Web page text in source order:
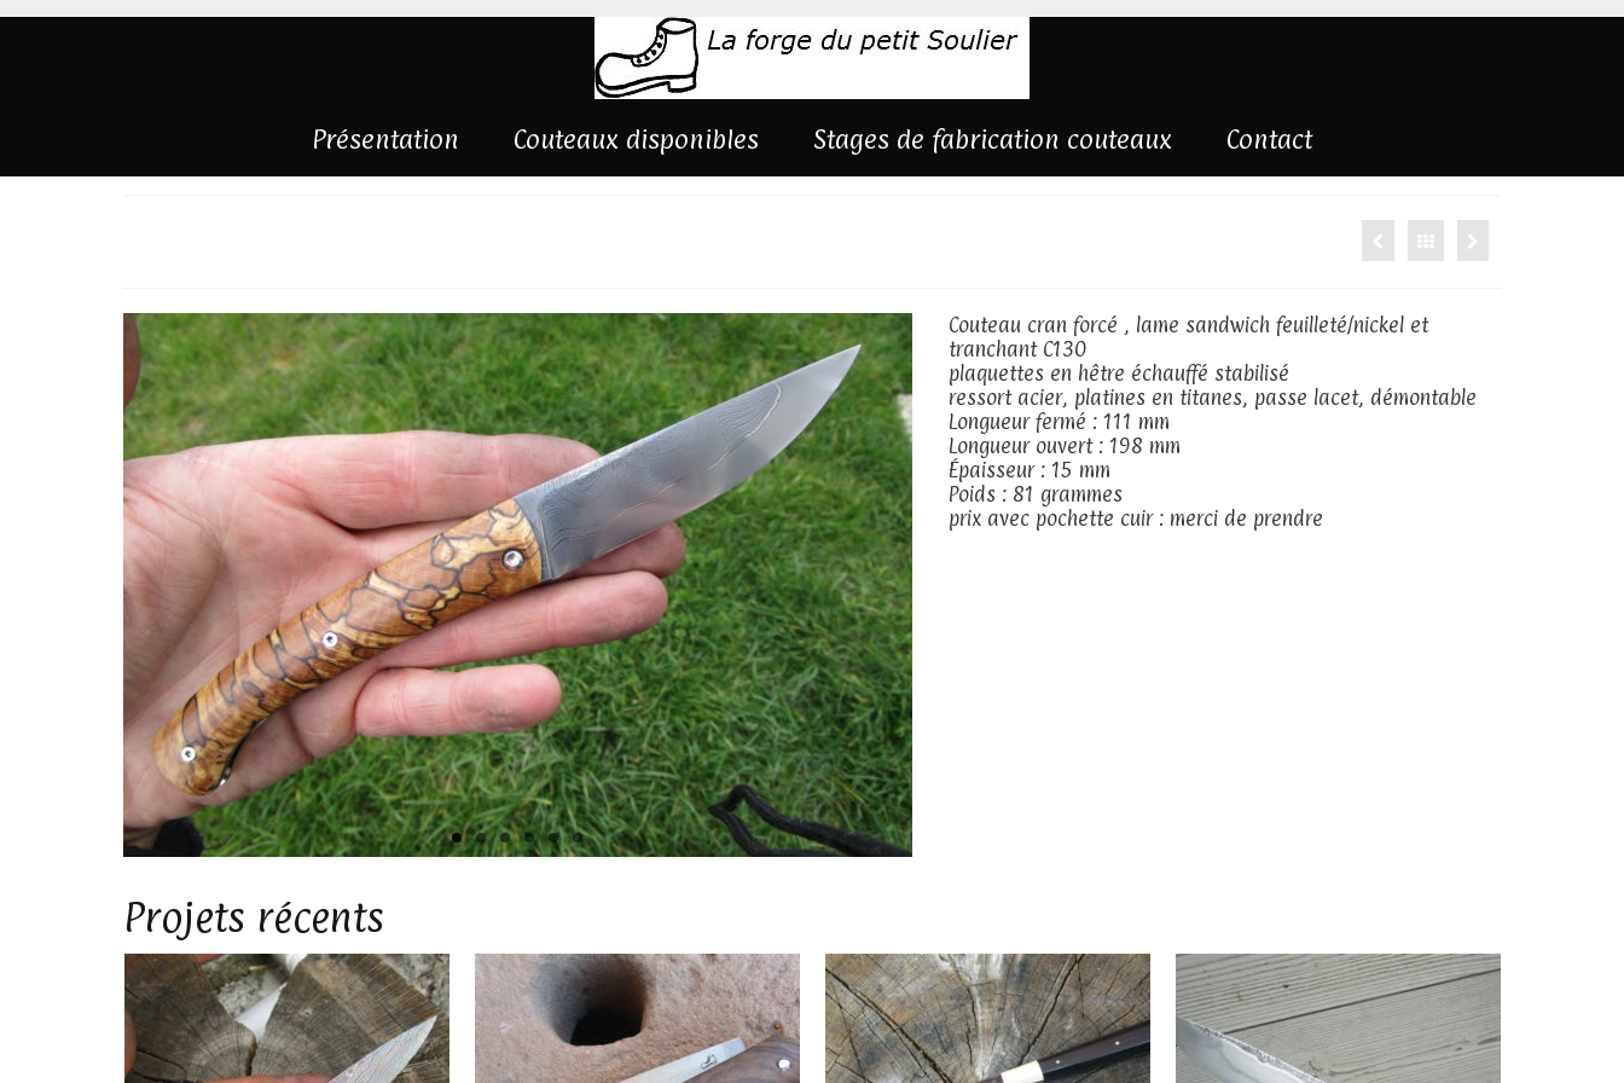
Présentation Couteaux disponibles Stages de fabrication couteaux Contact
Couteau cran forcé , lame sandwich feuilleté/nickel et
tranchant C130
plaquettes en hêtre échauffé stabilisé
ressort acier, platines en titanes, passe lacet, démontable
Longueur fermé : 111 mm
Longueur ouvert : 198 mm
Épaisseur : 15 mm
Poids : 81 grammes
prix avec pochette cuir : merci de prendre
Projets récents